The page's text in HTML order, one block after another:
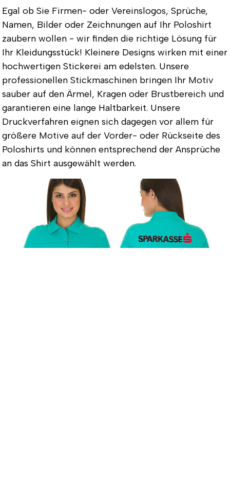
Egal ob Sie Firmen- oder Vereinslogos, Sprüche,
Namen, Bilder oder Zeichnungen auf Ihr Poloshirt
zaubern wollen - wir finden die richtige Lösung für
Ihr Kleidungsstück! Kleinere Designs wirken mit einer
hochwertigen Stickerei am edelsten. Unsere
professionellen Stickmaschinen bringen Ihr Motiv
sauber auf den Ärmel, Kragen oder Brustbereich und
garantieren eine lange Haltbarkeit. Unsere
Druckverfahren eignen sich dagegen vor allem für
größere Motive auf der Vorder- oder Rückseite des
Poloshirts und können entsprechend der Ansprüche
an das Shirt ausgewählt werden.